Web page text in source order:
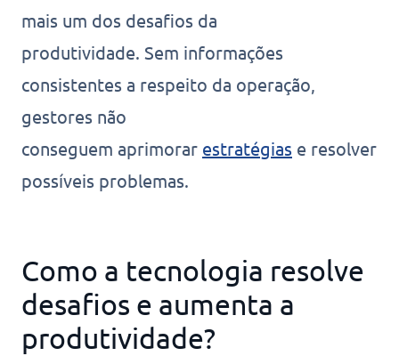
mais um dos desafios da
produtividade. Sem informações
consistentes a respeito da operação,
gestores não
conseguem aprimorar estratégias e resolver
possíveis problemas.
Como a tecnologia resolve
desafios e aumenta a
produtividade?